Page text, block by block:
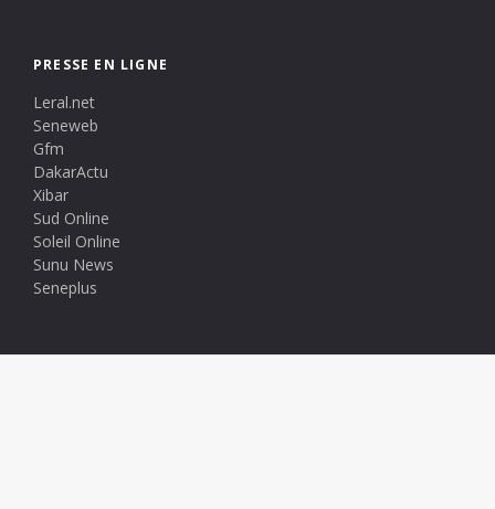
PRESSE EN LIGNE
Leral.net
Seneweb
Gfm
DakarActu
Xibar
Sud Online
Soleil Online
Sunu News
Seneplus